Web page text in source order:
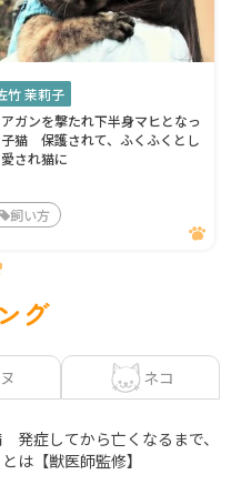
竹 茉莉子
ガンを撃たれ下半身マヒとなっ
猫 保護されて、ふくふくとし
され猫に
飼い方
グ
ネコ
発症してから亡くなるまで、
は【獣医師監修】